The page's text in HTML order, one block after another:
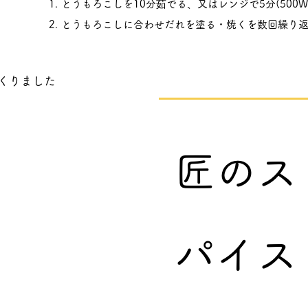
とうもろこしを10分茹でる、又はレンジで5分
とうもろこしに合わせだれを塗る・焼くを数回繰り
りました
匠のス
パイス